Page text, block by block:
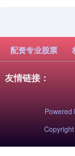
配资专业股票
友情链接：
Powered
Copyright